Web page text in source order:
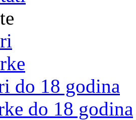
do 18 godina
do 18 godina